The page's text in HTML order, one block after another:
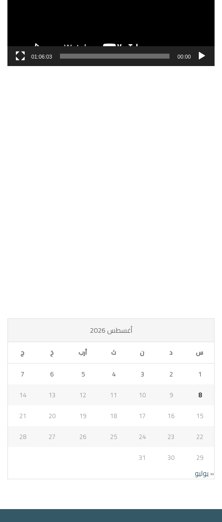
00:00
01:06:03
أغسطس 2026
س د ن ث أرب خ ج
1
2
3
4
5
6
7
8
9
10
11
12
13
14
15
16
17
18
19
20
21
22
23
24
25
26
27
28
29
30
31
« يوليو